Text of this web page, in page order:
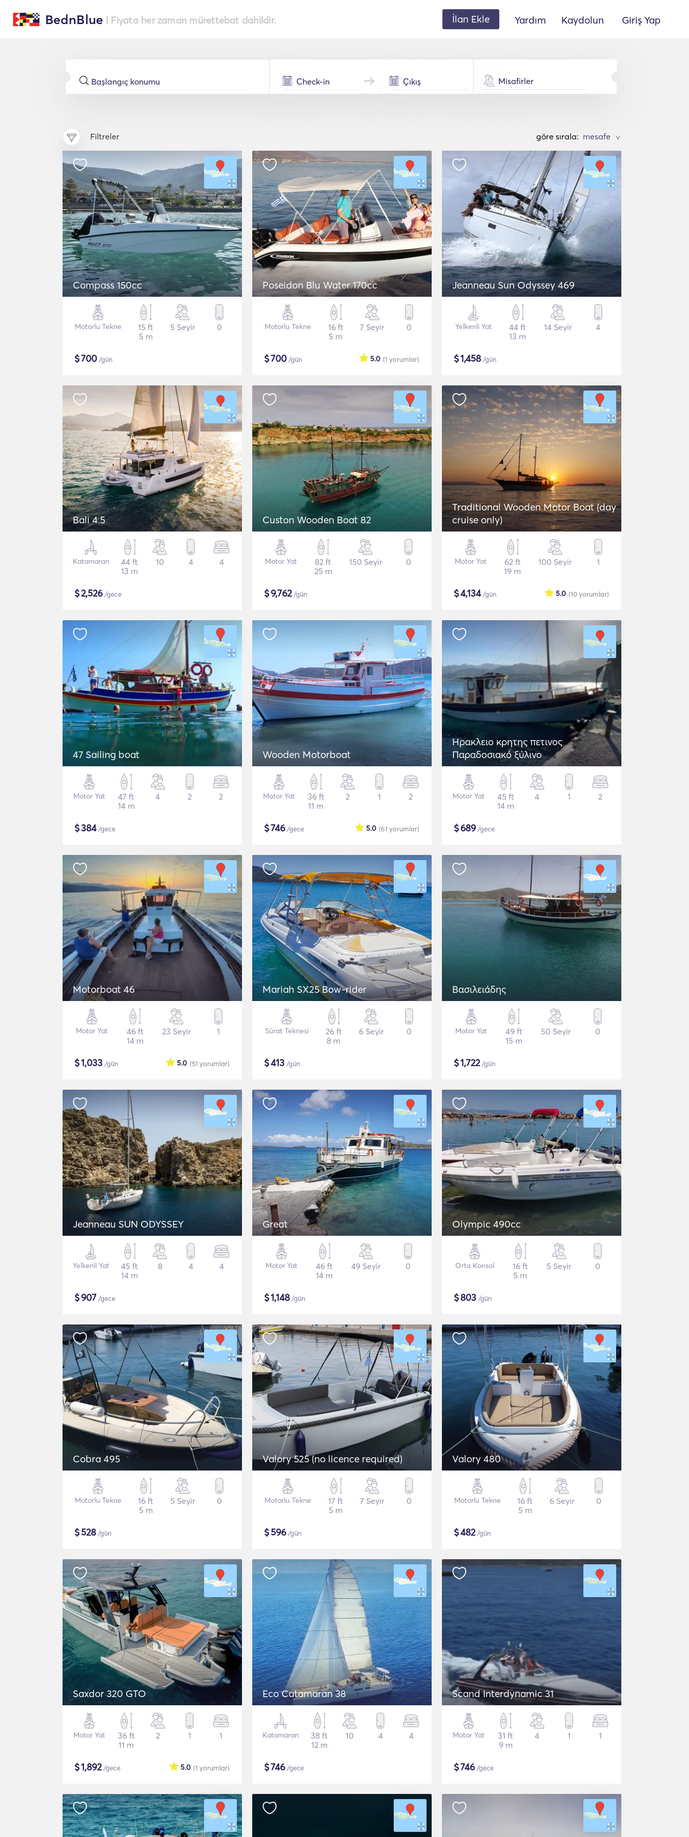
BednBlue | Fiyata her zaman mürettebat dahildir. İlan Ekle Yardım Kaydolun Giriş Yap
Misafirler
Filtreler göre sırala: >
Compass 150cc
Motorlu Tekne
15 ft
5 m
5 Seyir 0
$700 /gün
Poseidon Blu Water 170cc
Motorlu Tekne
16 ft
5 m
7 Seyir 0
$700 /gün (1 yorumlar)
5.0
Jeanneau Sun Odyssey 469
Yelkenli Yat
44 ft
13 m
14 Seyir 4
$1,458/gün
Bali 4.5
Katamaran
44 ft
13 m
10 4 4
$2,526/gece
Custon Wooden Boat 82
Motor Yat
82 ft
25 m
150 Seyir 0
$9,762/gün
Traditional Wooden Motor Boat (day
cruise only)
Motor Yat
62 ft
19 m
100 Seyir 1
$4,134/gün (10yorumlar)
5.0
47 Sailing boat
Motor Yat
47 ft
14 m
4 2 2
$384/gece
Wooden Motorboat
Motor Yat
36 ft
11 m
2 1 2
$746/gece (61 yorumlar)
5.0
Ηρακλειο κρητης πετινος
Παραδοσιακό ξύλινο
Motor Yat
45 ft
14 m
4 1 2
$689/gece
Motorboat 46
Motor Yat
46 ft
14 m
23 Seyir 1
$1,033 /gün (51 yorumlar)
5.0
Mariah SX25 Bow-rider
Sürat Teknesi
26 ft
8 m
6 Seyir 0
$413 /gün
Βασιλειάδης
Motor Yat
49 ft
15 m
50 Seyir 0
$1,722/gün
Jeanneau SUN ODYSSEY
Yelkenli Yat
45 ft
14 m
8 4 4
$907 /gece
Great
Motor Yat
46 ft
14 m
49 Seyir 0
$1,148/gün
Olympic 490cc
Orta Konsol
16 ft
5 m
5 Seyir 0
$803 /gün
Cobra 495
Motorlu Tekne
16 ft
5 m
5 Seyir 0
$528/gün
Valory 525 (no licence required)
Motorlu Tekne
17 ft
5 m
7 Seyir 0
$596/gün
Valory 480
Motorlu Tekne
16 ft
5 m
6 Seyir 0
$482/gün
Saxdor 320 GTO
Motor Yat
36 ft
11 m
2 1 1
$1,892/gece (1 yorumlar)
5.0
Eco Catamaran 38
Katamaran
38 ft
12 m
10 4 4
$746/gece
Scand Interdynamic 31
Motor Yat
31 ft
9 m
4 1 1
$746/gece